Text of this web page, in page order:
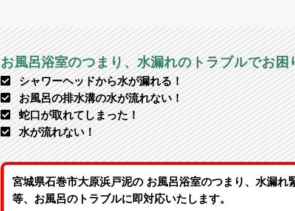
お風呂浴室のつまり、水漏れのトラブルでお困
シャワーヘッドから水が漏れる！
お風呂の排水溝の水が流れない！
蛇口が取れてしまった！
水が流れない！
宮城県石巻市大原浜戸泥の お風呂浴室のつまり、水漏れ
等、お風呂のトラブルに即対応いたします。